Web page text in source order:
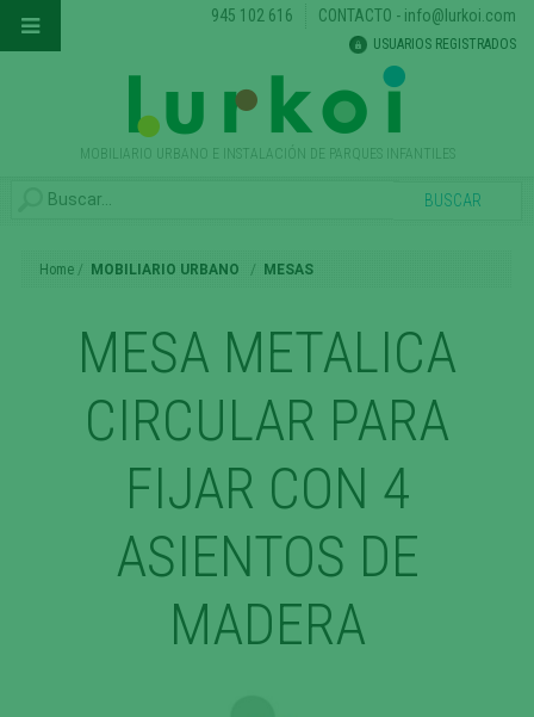
MOBILIARIO URBANO E INSTALACIÓN DE PARQUES INFANTILES
945 102 616 CONTACTO - info@lurkoi.com
USUARIOS REGISTRADOS
Home MOBILIARIO URBANO MESAS
MESA METALICA
CIRCULAR PARA
FIJAR CON 4
ASIENTOS DE
MADERA